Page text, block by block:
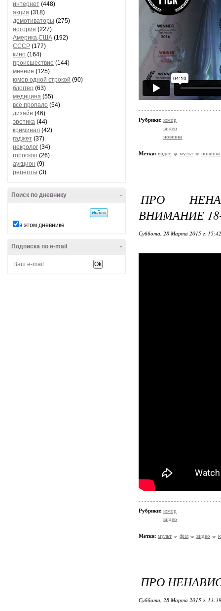
интернет (448)
акция (318)
демотиваторы (275)
история (227)
Америка,США (192)
СССР (177)
кино (164)
происшествие (144)
мнение (125)
юмор одной строкой (90)
блоггер (63)
медицина (55)
всё пропало (54)
дизайн (46)
эротика (44)
криминал (42)
гаджет (37)
некролог (34)
гороскоп (26)
аукцион (9)
рецепты (3)
-
Поиск по дневнику
в этом дневнике
-
Подписка по e-mail
Рубрики: юмор
видео
новинка
Метки: видео мульт новинка
ПРО
ВНИМАНИЕ
Суббота, 28 Марта 2015 г.
Рубрики: юмор
видео
Метки: мульт фил видео
ПРО
Суббота, 28 Марта 2015 г.